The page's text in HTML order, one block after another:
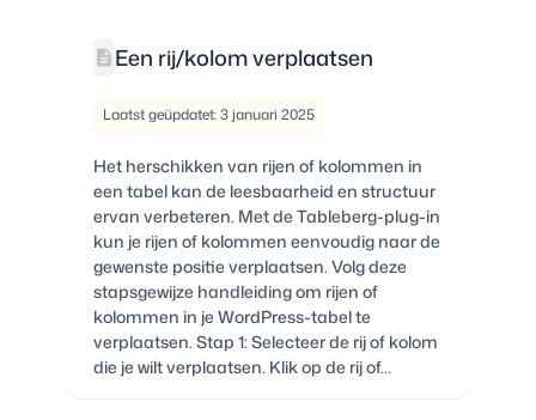
Een rij/kolom verplaatsen
Laatst geüpdatet: 3 januari 2025
Het herschikken van rijen of kolommen in
een tabel kan de leesbaarheid en structuur
ervan verbeteren. Met de Tableberg-plug-in
kun je rijen of kolommen eenvoudig naar de
gewenste positie verplaatsen. Volg deze
stapsgewijze handleiding om rijen of
kolommen in je WordPress-tabel te
verplaatsen. Stap 1: Selecteer de rij of kolom
die je wilt verplaatsen. Klik op de rij of…